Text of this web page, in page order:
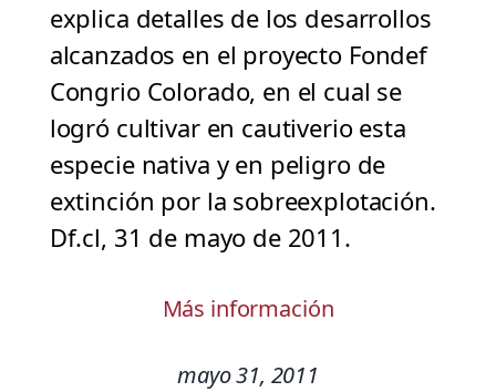
explica detalles de los desarrollos
alcanzados en el proyecto Fondef
Congrio Colorado, en el cual se
logró cultivar en cautiverio esta
especie nativa y en peligro de
extinción por la sobreexplotación.
Df.cl, 31 de mayo de 2011.
Más información
mayo 31, 2011